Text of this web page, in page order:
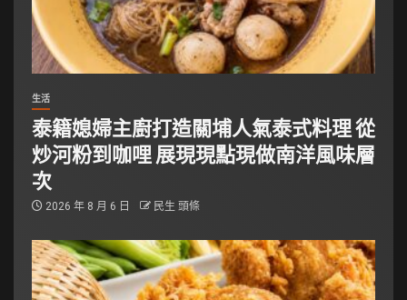
生活
泰籍媳婦主廚打造關埔人氣泰式料理 從
炒河粉到咖哩 展現現點現做南洋風味層
次
2026 年 8 月 6 日 民生 頭條